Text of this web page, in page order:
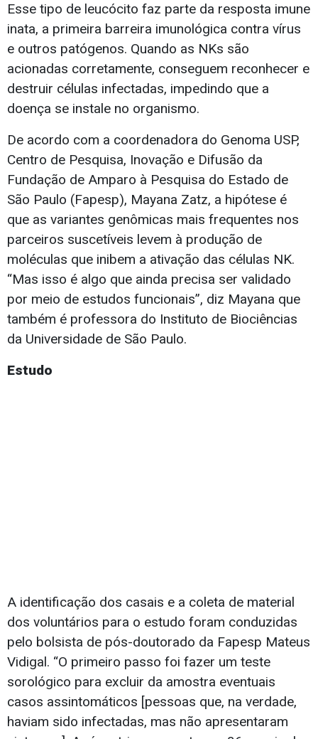
Esse tipo de leucócito faz parte da resposta imune
inata, a primeira barreira imunológica contra vírus
e outros patógenos. Quando as NKs são
acionadas corretamente, conseguem reconhecer e
destruir células infectadas, impedindo que a
doença se instale no organismo.
De acordo com a coordenadora do Genoma USP,
Centro de Pesquisa, Inovação e Difusão da
Fundação de Amparo à Pesquisa do Estado de
São Paulo (Fapesp), Mayana Zatz, a hipótese é
que as variantes genômicas mais frequentes nos
parceiros suscetíveis levem à produção de
moléculas que inibem a ativação das células NK.
“Mas isso é algo que ainda precisa ser validado
por meio de estudos funcionais”, diz Mayana que
também é professora do Instituto de Biociências
da Universidade de São Paulo.
Estudo
A identificação dos casais e a coleta de material
dos voluntários para o estudo foram conduzidas
pelo bolsista de pós-doutorado da Fapesp Mateus
Vidigal. “O primeiro passo foi fazer um teste
sorológico para excluir da amostra eventuais
casos assintomáticos [pessoas que, na verdade,
haviam sido infectadas, mas não apresentaram